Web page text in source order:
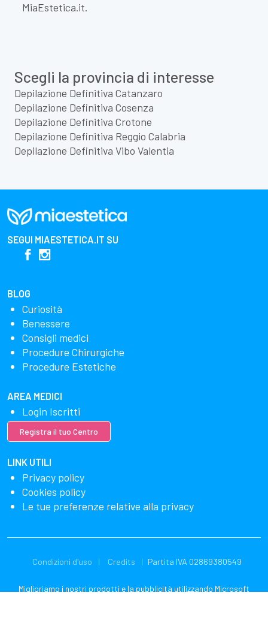
MiaEstetica.it.
Scegli la provincia di interesse
Depilazione Definitiva Catanzaro
Depilazione Definitiva Cosenza
Depilazione Definitiva Crotone
Depilazione Definitiva Reggio Calabria
Depilazione Definitiva Vibo Valentia
SEGUI MIAESTETICA.IT SU
BLOG
Curiosità
Benessere
Consigli medici
Procedure Chirurgiche
Procedure Estetiche
AREA MEDICI
Login Iscritti
Registra il tuo Centro
LINK UTILI
Privacy policy
Cookies policy
Le tue preferenze relative alla privacy
Condizioni d'uso Credits Partita IVA 02869380549
Miglioriamo i nostri prodotti e la pubblicità utilizzando Microsoft